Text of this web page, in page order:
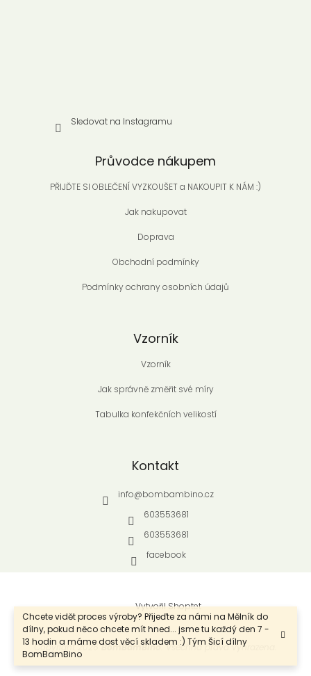
Chcete vidět proces výroby? Přijeďte za námi na Mělník do
dílny, pokud něco chcete mít hned... jsme tu každý den 7 -
13 hodin a máme dost věcí skladem :) Tým Šicí dílny
BomBamBino
Sledovat na Instagramu
Průvodce nákupem
PŘIJĎTE SI OBLEČENÍ VYZKOUŠET a NAKOUPIT K NÁM :)
Jak nakupovat
Doprava
Obchodní podmínky
Podmínky ochrany osobních údajů
Vzorník
Vzorník
Jak správně změřit své míry
Tabulka konfekčních velikostí
Kontakt
info@bombambino.cz
603553681
603553681
facebook
Vytvořil Shoptet
Copyright 2026BomBamBino. Všechna práva vyhrazena.